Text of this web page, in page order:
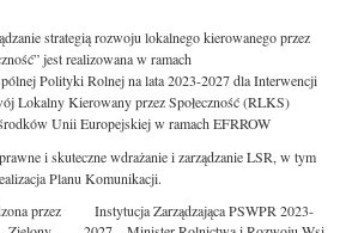
strategią rozwoju lokalnego kierowanego przez
jest realizowana w ramach
Polityki Rolnej na lata 2023-2027 dla Interwencji
Lokalny Kierowany przez Społeczność (RLKS)
Unii Europejskiej w ramach EFRROW
i skuteczne wdrażanie i zarządzanie LSR, w tym
Planu Komunikacji.
przez
Instytucja Zarządzająca PSWPR 2023-